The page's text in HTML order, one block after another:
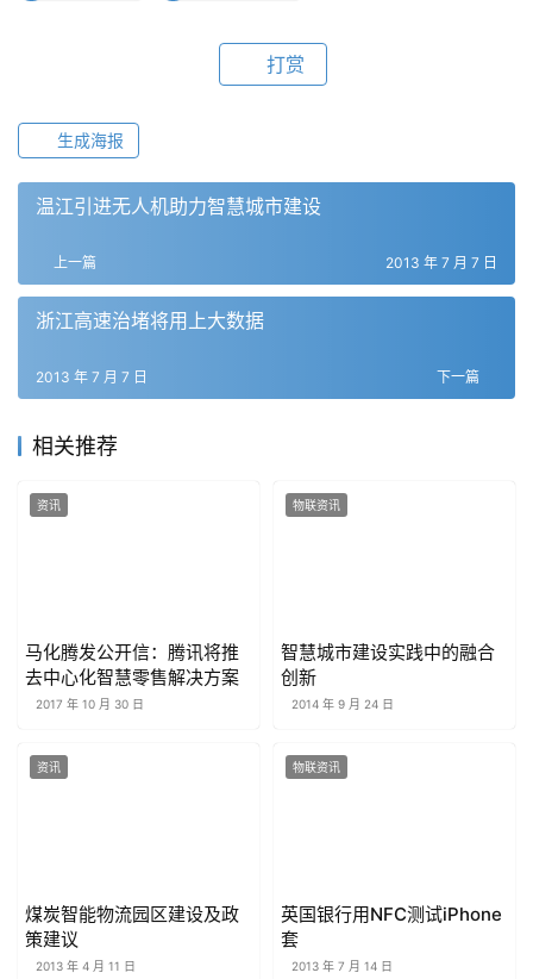
打赏
生成海报
温江引进无人机助力智慧城市建设
上一篇 2013 年 7 月 7 日
浙江高速治堵将用上大数据
下一篇
2013 年 7 月 7 日
相关推荐
资讯
马化腾发公开信：腾讯将推
去中心化智慧零售解决方案
2017 年 10 月 30 日
物联资讯
智慧城市建设实践中的融合
创新
2014 年 9 月 24 日
资讯
煤炭智能物流园区建设及政
策建议
2013 年 4 月 11 日
物联资讯
英国银行用NFC测试iPhone
套
2013 年 7 月 14 日